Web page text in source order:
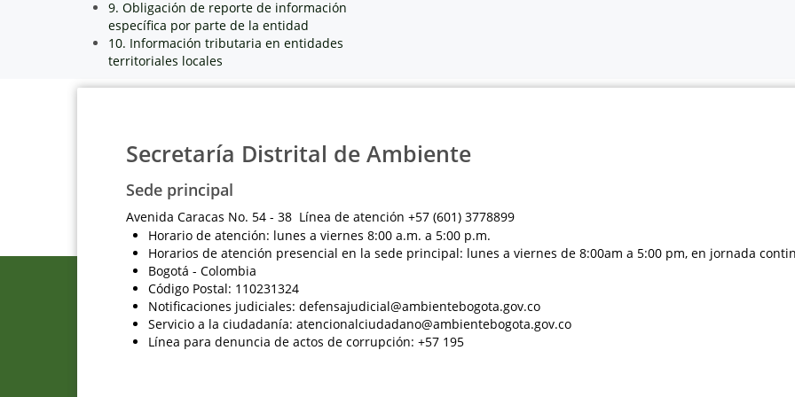
9. Obligación de reporte de información
específica por parte de la entidad
10. Información tributaria en entidades
territoriales locales
Secretaría Distrital de Ambiente
Sede principal
Avenida Caracas No. 54 - 38 Línea de atención +57 (601) 3778899
Horario de atención: lunes a viernes 8:00 a.m. a 5:00 p.m.
Horarios de atención presencial en la sede principal: lunes a viernes de 8:00am a 5:00 pm, en jornada
Bogotá - Colombia
Código Postal: 110231324
Notificaciones judiciales: defensajudicial@ambientebogota.gov.co
Servicio a la ciudadanía: atencionalciudadano@ambientebogota.gov.co
Línea para denuncia de actos de corrupción: +57 195